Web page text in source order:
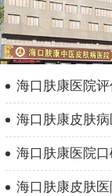
海口肤康医院
海口肤康皮肤
海口肤康医院
海口肤康皮肤